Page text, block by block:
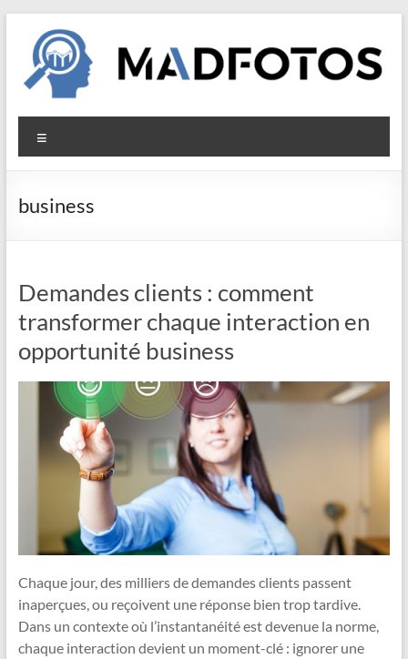
contenu
Madfotos
business
Demandes clients : comment
transformer chaque interaction en
opportunité business
Chaque jour, des milliers de demandes clients passent
inaperçues, ou reçoivent une réponse bien trop tardive.
Dans un contexte où l’instantanéité est devenue la norme,
chaque interaction devient un moment-clé : ignorer une